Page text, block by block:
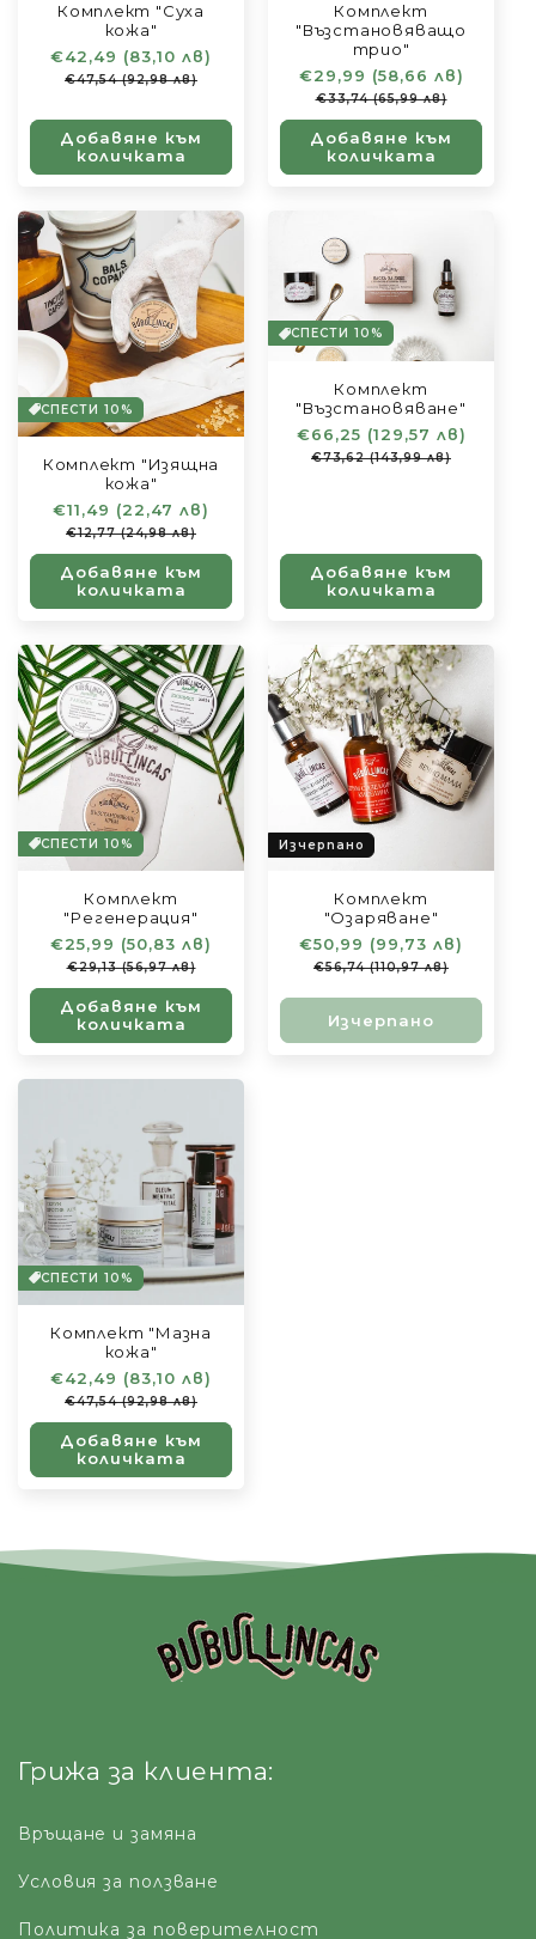
Комплект "Суха
кожа"
Обичайна
цена
€42,49 (83,10 лв)
разпродажба
€47,54 (92,98 лв)
Добавяне към
количката
Комплект
"Възстановяващо
трио"
Обичайна
цена
€29,99 (58,66 лв)
€33,74 (65,99 лв)
Добавяне към
количката
СПЕСТИ 10%
Комплект "Изящна
кожа"
Обичайна
цена
€11,49 (22,47 лв)
разпродажба
€12,77 (24,98 лв)
Добавяне към
количката
СПЕСТИ 10%
Комплект
"Възстановяване"
Обичайна
цена
€66,25 (129,57 лв)
€73,62 (143,99 лв)
Добавяне към
количката
СПЕСТИ 10%
Комплект
"Регенерация"
Обичайна
цена
€25,99 (50,83 лв)
разпродажба
€29,13 (56,97 лв)
Добавяне към
количката
Изчерпано
Комплект
"Озаряване"
Обичайна
цена
€50,99 (99,73 лв)
€56,74 (110,97 лв)
Изчерпано
СПЕСТИ 10%
Комплект "Мазна
кожа"
Обичайна
цена
€42,49 (83,10 лв)
разпродажба
€47,54 (92,98 лв)
Добавяне към
количката
Грижа за клиента:
Връщане и замяна
Условия за ползване
Политика за поверителност